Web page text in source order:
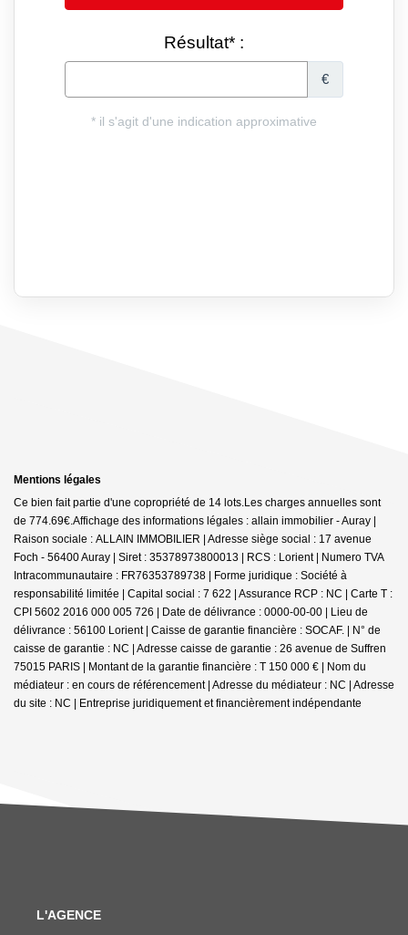
Mentions légales
Ce bien fait partie d'une copropriété de 14 lots.Les charges annuelles sont
de 774.69€.Affichage des informations légales : allain immobilier - Auray |
Raison sociale : ALLAIN IMMOBILIER | Adresse siège social : 17 avenue
Foch - 56400 Auray | Siret : 35378973800013 | RCS : Lorient | Numero TVA
Intracommunautaire : FR76353789738 | Forme juridique : Société à
responsabilité limitée | Capital social : 7 622 | Assurance RCP : NC | Carte T :
CPI 5602 2016 000 005 726 | Date de délivrance : 0000-00-00 | Lieu de
délivrance : 56100 Lorient | Caisse de garantie financière : SOCAF. | N° de
caisse de garantie : NC | Adresse caisse de garantie : 26 avenue de Suffren
75015 PARIS | Montant de la garantie financière : T 150 000 € | Nom du
médiateur : en cours de référencement | Adresse du médiateur : NC | Adresse
du site : NC | Entreprise juridiquement et financièrement indépendante
L'AGENCE